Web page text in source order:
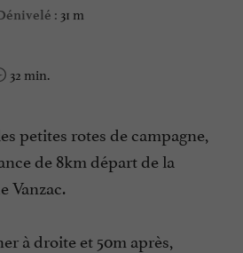
: 31 m
32 min.
petites rotes de campagne,
de 8km départ de la
Vanzac.
à droite et 50m après,